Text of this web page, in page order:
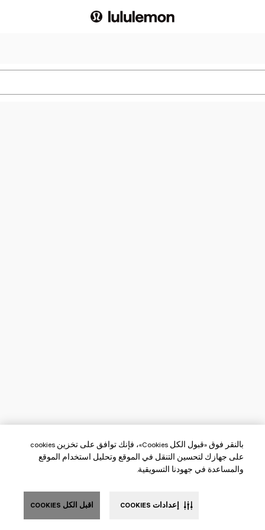
بالنقر فوق «قبول الكل Cookies»، فإنك توافق على تخزين cookies
على جهازك لتحسين التنقل في الموقع وتحليل استخدام الموقع
والمساعدة في جهودنا التسويقية.
اقبل الكل COOKIES إعدادات COOKIES